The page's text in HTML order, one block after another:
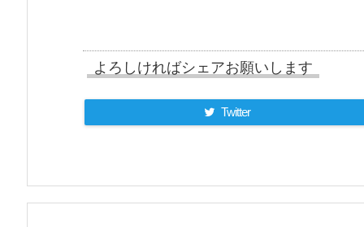
よろしければシェアお願いします
Twitter